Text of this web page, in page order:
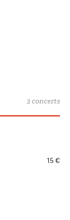
3 concerts
15 €